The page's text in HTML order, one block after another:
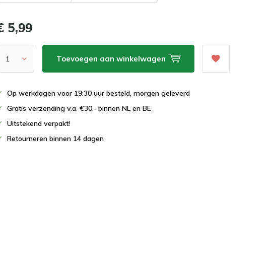
5,99
Toevoegen aan winkelwagen
Op werkdagen voor 19:30 uur besteld, morgen geleverd
Gratis verzending v.a. €30,- binnen NL en BE
Uitstekend verpakt!
Retourneren binnen 14 dagen